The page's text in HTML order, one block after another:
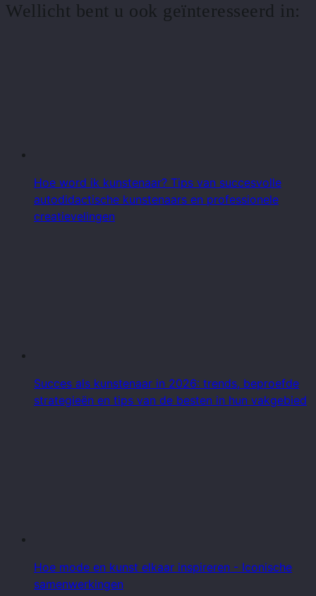
Wellicht bent u ook geïnteresseerd in:
Hoe word ik kunstenaar? Tips van succesvolle
autodidactische kunstenaars en professionele
creatievelingen
Succes als kunstenaar in 2026: trends, beproefde
strategieën en tips van de besten in hun vakgebied
Hoe mode en kunst elkaar inspireren - Iconische
samenwerkingen